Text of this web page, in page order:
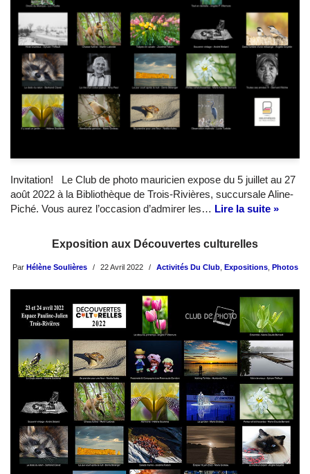
Invitation! Le Club de photo mauricien expose du 5 juillet au 27
août 2022 à la Bibliothèque de Trois-Rivières, succursale Aline-
Piché. Vous aurez l’occasion d’admirer les… Lire la suite »
Exposition aux Découvertes culturelles
Par Hélène Soulières 22 Avril 2022 Activités Du Club, Expositions, Photos